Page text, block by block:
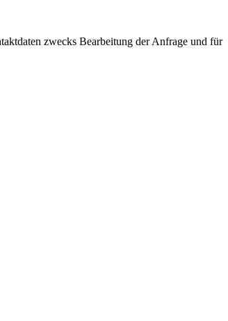
zwecks Bearbeitung der Anfrage und für